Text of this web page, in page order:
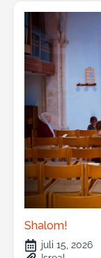
Shalom!
juli 15, 2026